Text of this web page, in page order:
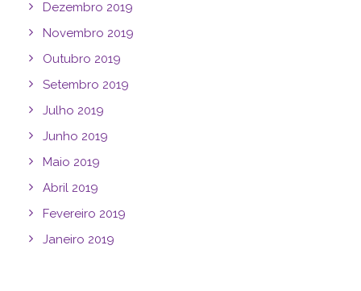
Dezembro 2019
Novembro 2019
Outubro 2019
Setembro 2019
Julho 2019
Junho 2019
Maio 2019
Abril 2019
Fevereiro 2019
Janeiro 2019